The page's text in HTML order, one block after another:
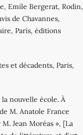
Emile Bergerat, Rodin,
de Chavannes,
Paris, éditions
et décadents, Paris,
nouvelle école. À
M. Anatole France
Jean Moréas », [La